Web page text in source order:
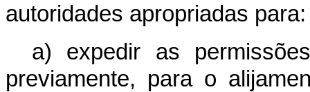
autoridades apropriadas para:
a) expedir as
previamente, para o